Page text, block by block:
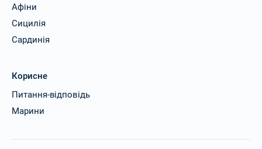
Афіни
Сицилія
Сардинія
Корисне
Питання-відповідь
Марини